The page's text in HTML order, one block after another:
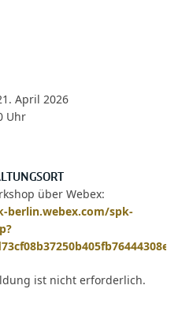
April 2026
Uhr
über Webex:
berlin.webex.com/spk-
ist nicht erforderlich.